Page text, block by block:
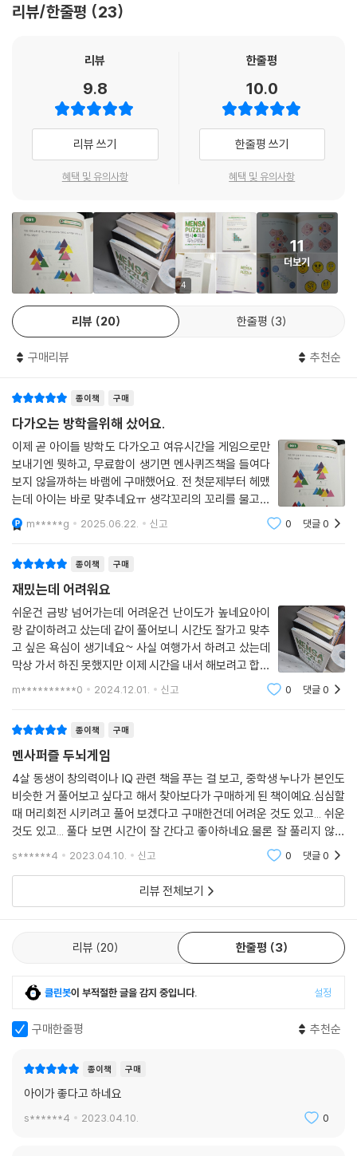
시각적인 효과를 극대화했다. 난이도 표시, 해결 칸 삽입 등 디자인에도 심
임》《멘사퍼즐 사고력게임》《멘사퍼즐 아이큐게임》《멘사퍼즐 추론게임》
전해보자. 두뇌에 지적 자극을 주는 것은 물론 여러분의 천재성을 깨워줄
4차 산업혁명과 AI 시대를 이끌 융합 사고력을 키워라
영국멘사의 핵심 멤버가 만든 멘사의 바이블
4차 산업혁명과 AI 시대는 다양한 역량을 동시에 갖추고 지식을 결합해 문
제를 해결하는 창의융합형 인재를 요구하고 있다. 국내 인사담당자 1,300
여 명을 대상으로 ‘21세기 디지털시대의 인재상은 무엇인가’에 대해 설문
을 진행한 결과 ‘창의성과 전문성을 동시에 지닌 사람’이 1위로 뽑혔다. 즉
다양한 분야의 전문성을 갖추는 것과 동시에 문제를 다각도에서 바라보는
융합적 사고 능력이 중요하다는 뜻이다. 그러나 융합 사고력은 하루아침에
간단히 향상시킬 수 있는 능력이 아니다. 일상에서는 다양한 사고 영역을
단답형 문제는 잘 해결하지만, 응용력과 창의력이 필요한 서술형 문제나
즐은 일상에서 융합 사고력을 꾸준히 키울 수 있는 최적의 수단이다. 한 문
제를 해결하기 위해서는 다양한 능력이 필요하며, 동시에 여러 뇌 영역을
자극해 두뇌 계발의 시너지를 높이기 때문이다. 균형 잡힌 두뇌를 가진 사
람은 급변하는 사회에 빠르게 적응하고 돌발 상황에도 유연하게 대처할 수
있다. 다양한 유형의 멘사퍼즐을 해결하는 과정에서 미래 사회의 인재가
갖춰야 할 융합 사고력이 깨어날 것이다.
퍼즐은 두뇌의 힘을 길러주는 훌륭한 도구
100여 개국 14만여 명, 인구수로 따지면 전 세계 인구의 0.0018%, 지능
지수로 따지면 2%에 속하는 이들은 바로 최고 지성 모임인 멘사의 회원이
다. 이들의 공통된 취미 생활에는 퍼즐이 빠지지 않는다. 이들에게 퍼즐은
두뇌 능력을 계발하고 잠재 능력을 깨우는 동시에 재미난 게임이다. 퍼즐
의 답을 구하는 것이 목적이 아니라 퍼즐을 푸는 그 과정 자체를 즐기고, 지
적 즐거움을 느끼는 것이다. 평소 퍼즐을 좋아하는 이들이라도 ‘멘사’라는
권위와 어려울 것 같은 편견 때문에 도전하지 않는 사람들이 많다. 하지만
라면 멘사퍼즐의 진짜 매력을 느낄 수 있을 것이다.
멘사(MENSA)란 무엇인가?
멘사란 ‘탁자’를 뜻하는 라틴어로, 지능지수 상위 2％ 이내(IQ 148 이상)
의 사람만 가입할 수 있는 천재들의 모임이다. 1946년 영국에서 창설되어
은 지적 유희로 퍼즐을 풀며 영재성을 확인한다. 국가별로 기관지를 발행
하며 정기 모임을 주최하고 있다. 멘사코리아(www.mensakorea.org)
는 국내의 국제멘사 회원들이 발족을 논의하고 국제멘사와의 협의를 거쳐
2,500명의 회원들에게 지적·사회적 자극환경을 제공하고 국제적 협력과
교류 확대에 힘쓰고 있다. 또한 자원봉사, 기부 등 다양한 사회공헌 활동에
많다. 대표적인 인물로 SF 소설의 거장 아이작 아시모프, 《다빈치 코드》의
스와 샤론 스톤, 가수 브라이언 맥나이트 등이 있다.
리뷰/한줄평 23
리뷰
9.8
리뷰 쓰기
혜택 및 유의사항
한줄평
10.0
한줄평 쓰기
혜택 및 유의사항
4
11
더보기
리뷰 20 한줄평 3
구매리뷰 추천순
종이책 구매
다가오는 방학을위해 샀어요.
이제 곧 아이들 방학도 다가오고 여유시간을 게임으로만
보내기엔 뭣하고, 무료함이 생기면 멘사퀴즈책을 들여다
보지 않을까하는 바램에 구매했어요. 전 첫문제부터 헤맸
는데 아이는 바로 맞추네요ㅠ 생각꼬리의 꼬리를 물고가
야하는, 문제가 상당히 어려운데..오기와 호기심으로 계속
들여다 보게됩니다. 이러면서 두뇌트레이닝이 되지않을
m*****g 2025.06.22. 신고 0 댓글0
종이책 구매
재밌는데 어려워요
쉬운건 금방 넘어가는데 어려운건 난이도가 높네요아이
랑 같이하려고 샀는데 같이 풀어보니 시간도 잘가고 맞추
고 싶은 욕심이 생기네요~ 사실 여행가서 하려고 샀는데
막상 가서 하진 못했지만 이제 시간을 내서 해보려고 합니
m**********0 2024.12.01. 신고 0 댓글0
종이책 구매
멘사퍼즐 두뇌게임
4살 동생이 창의력이나 IQ 관련 책을 푸는 걸 보고, 중학생 누나가 본인도
비슷한 거 풀어보고 싶다고 해서 찾아보다가 구매하게 된 책이예요.심심할
때 머리회전 시키려고 풀어 보겠다고 구매한건데 어려운 것도 있고... 쉬운
것도 있고... 풀다 보면 시간이 잘 간다고 좋아하네요.물론 잘 풀리지 않을
때는 짜증?도 내긴 하지만..관련시리즈도 있던데 이거다하면 다른것도 해
s******4 2023.04.10. 신고 0 댓글0
리뷰 전체보기
리뷰 20 한줄평 3
클린봇이 부적절한 글을 감지 중입니다. 설정
구매한줄평 추천순
종이책 구매
아이가 좋다고 하네요
s******4 2023.04.10. 0